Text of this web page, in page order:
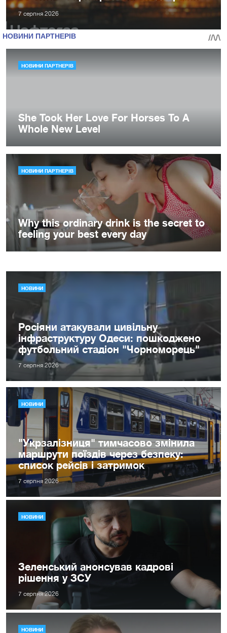
7 серпня 2026
НОВИНИ
Росіяни атакували цивільну
інфраструктуру Одеси: пошкоджено
футбольний стадіон "Чорноморець"
7 серпня 2026
НОВИНИ
"Укрзалізниця" тимчасово змінила
маршрути поїздів через безпеку:
список рейсів і затримок
7 серпня 2026
НОВИНИ
Зеленський анонсував кадрові
рішення у ЗСУ
7 серпня 2026
НОВИНИ